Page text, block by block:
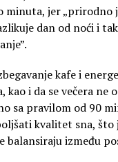
minuta, jer
dan od noći i
kafe i
kao i da se večera ne
sa pravilom od 90
kvalitet sna, što
balansiraju između